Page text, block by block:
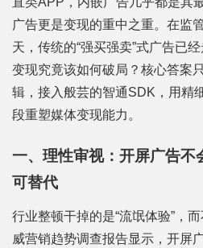
广告更是变现的重中之重。在监
天，传统的“强买强卖”式广告已
变现究竟该如何破局？核心答案
辑，接入般芸的智通SDK，用精
段重塑媒体变现能力。
一、理性审视：开屏广告不
可替代
行业整顿干掉的是“流氓体验”，
威营销趋势调查报告显示，开屏